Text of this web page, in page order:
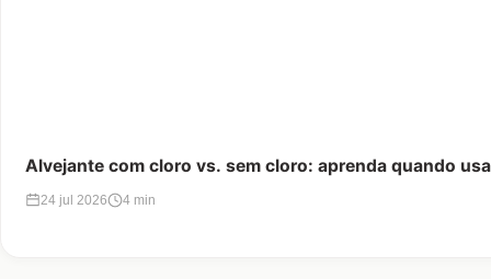
Alvejante com cloro vs. sem cloro: aprenda quando
24 jul 2026 4 min